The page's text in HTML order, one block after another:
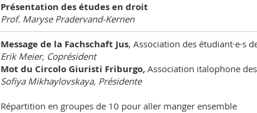
Présentation des études en droit
Prof. Maryse Pradervand-Kernen
Message de la Fachschaft Jus, Association des étudiant·e·s
Erik Meier, Coprésident
Mot du Circolo Giuristi Friburgo, Association italophone
Sofiya Mikhaylovskaya, Présidente
Répartition en groupes de 10 pour aller manger ensemble